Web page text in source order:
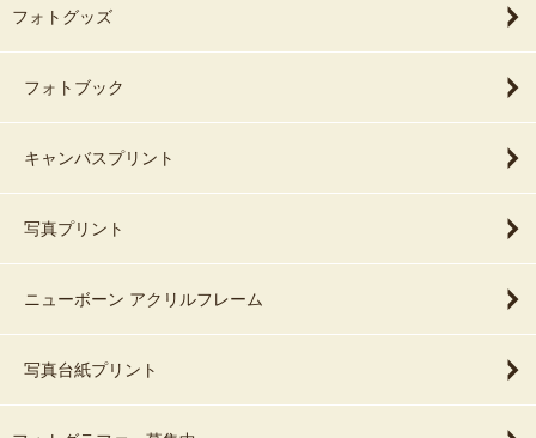
フォトグッズ
フォトブック
キャンバスプリント
写真プリント
ニューボーン アクリルフレーム
写真台紙プリント